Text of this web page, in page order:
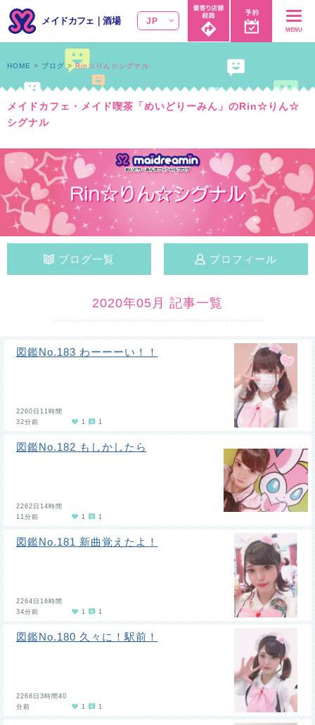
メイドカフェ ｜酒場 JP
MENU
メイドカフェ・メイド喫茶「めいどりーみん」のRin☆りん☆
シグナル
HOME ブログ Rin☆りん☆シグナル
ブログ一覧 プロフィール
2020年05月 記事一覧
図鑑No.183 わーーーい！！
2260日11時間
32分前
1 1
図鑑No.182 もしかしたら
2262日14時間
11分前
1 1
図鑑No.181 新曲覚えたよ！
2264日16時間
34分前
1 1
図鑑No.180 久々に！駅前！
2268日3時間40
分前
1 1